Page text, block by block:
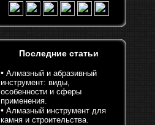
Последние статьи
• Алмазный и абразивный
инструмент: виды,
особенности и сферы
применения.
• Алмазный инструмент для
камня и строительства.